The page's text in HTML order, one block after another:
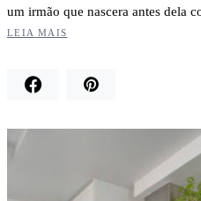
um irmão que nascera antes dela
LEIA MAIS